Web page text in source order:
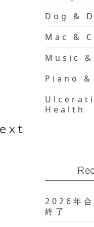
Dog &
Mac &
Music
Piano &
Health
2026年合
終了